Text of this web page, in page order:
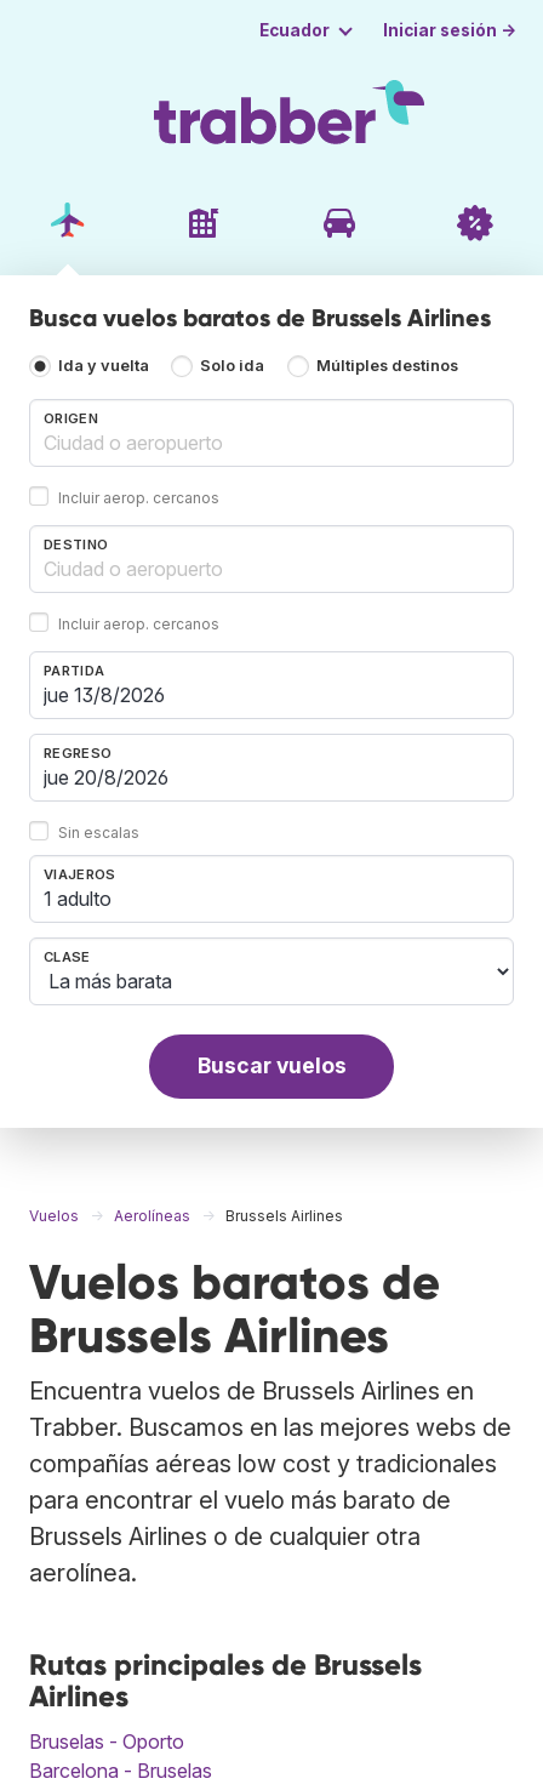
Ecuador Iniciar sesión →
Busca vuelos baratos de Brussels Airlines
Ida y vuelta Solo ida Múltiples destinos
ORIGEN
Incluir aerop. cercanos
DESTINO
Incluir aerop. cercanos
PARTIDA
REGRESO
Sin escalas
VIAJEROS
1 adulto
CLASE
Buscar vuelos
Vuelos Aerolíneas Brussels Airlines
Vuelos baratos de
Brussels Airlines
Encuentra vuelos de Brussels Airlines en
Trabber. Buscamos en las mejores webs de
compañías aéreas low cost y tradicionales
para encontrar el vuelo más barato de
Brussels Airlines o de cualquier otra
aerolínea.
Rutas principales de Brussels
Airlines
Bruselas - Oporto
Barcelona - Bruselas